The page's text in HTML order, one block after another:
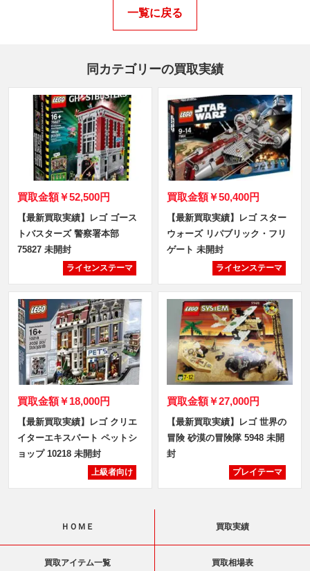
一覧に戻る
同カテゴリーの買取実績
買取金額￥52,500円
【最新買取実績】レゴ ゴース
トバスターズ 警察署本部
75827 未開封
ライセンステーマ
買取金額￥50,400円
【最新買取実績】レゴ スター
ウォーズ リパブリック・フリ
ゲート 未開封
ライセンステーマ
買取金額￥18,000円
【最新買取実績】レゴ クリエ
イターエキスパート ペットシ
ョップ 10218 未開封
上級者向け
買取金額￥27,000円
【最新買取実績】レゴ 世界の
冒険 砂漠の冒険隊 5948 未開
封
プレイテーマ
ＨＯＭＥ 買取実績
買取アイテム一覧 買取相場表